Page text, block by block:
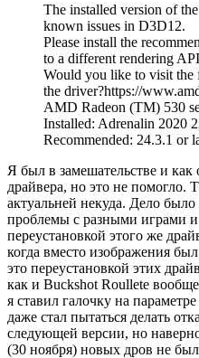
The installed version of
known issues in D3D12.
Please install the
to a different rendering
Would you like to visit
the driver?https://
AMD Radeon (TM) 530
Installed: Adrenalin 2020
Recommended: 24.3.1 or
Я был в замешательстве и как
драйвера, но это не помогло.
актуальней некуда. Дело
проблемы с разными играми и
переустановкой этого же
когда вместо изображения
это переустановкой этих
как и Buckshot Roullete
я ставил галочку на
даже стал пытаться делать
следующей версии, но
(30 ноября) новых дров не